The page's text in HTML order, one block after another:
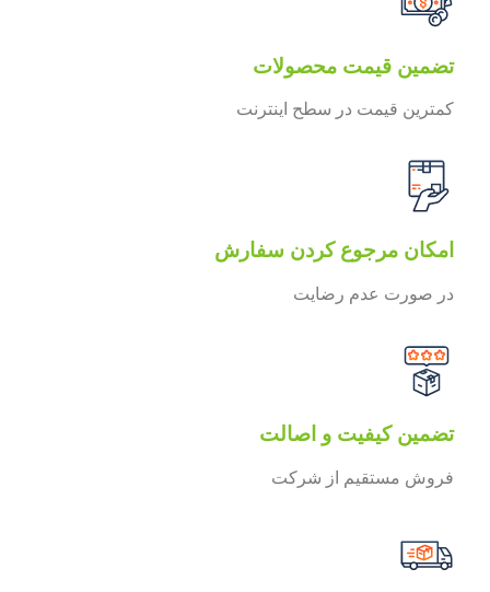
تضمین قیمت محصولات
کمترین قیمت در سطح اینترنت
امکان مرجوع کردن سفارش
در صورت عدم رضایت
تضمین کیفیت و اصالت
فروش مستقیم از شرکت